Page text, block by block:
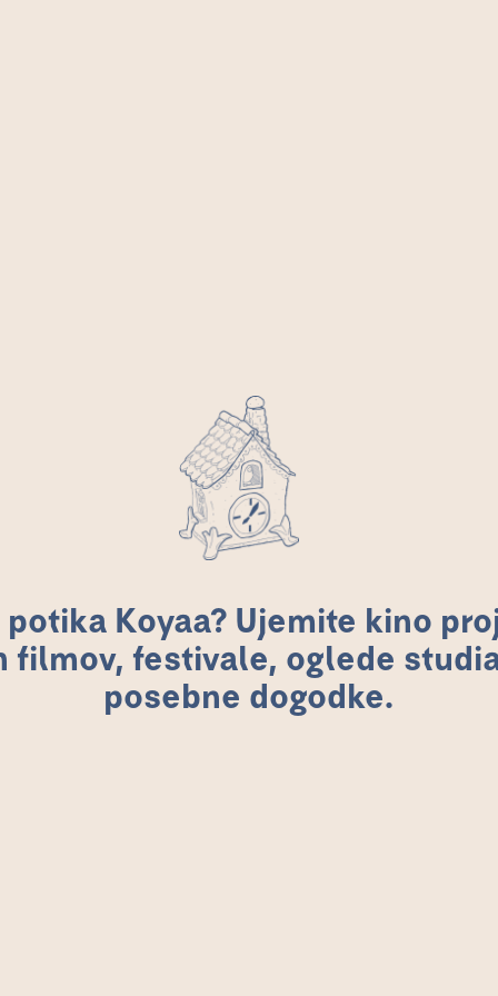
potika Koyaa? Ujemite kino
filmov, festivale, oglede
posebne dogodke.